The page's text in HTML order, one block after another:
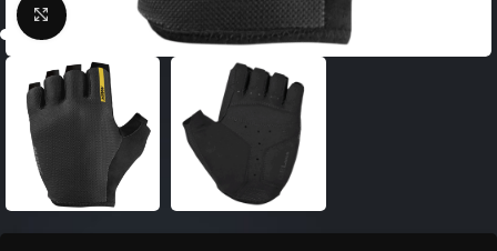
Нажмите, чтобы увеличить